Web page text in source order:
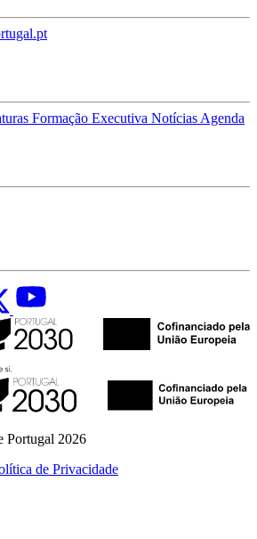
Formação Executiva Notícias Agenda
Portugal 2026
de Privacidade